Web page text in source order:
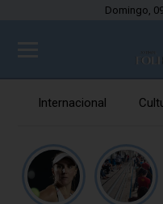
Domingo,
Internacional